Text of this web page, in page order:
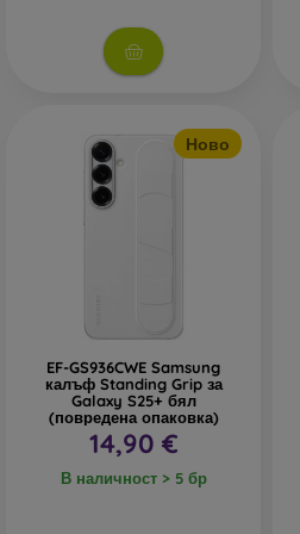
В нашия онлайн магазин
интересни калъфи за
материали. Просто изберете
Ново
EF-GS936CWE Samsung
калъф Standing Grip за
Galaxy S25+ бял
(повредена опаковка)
14,90 €
В наличност > 5 бр